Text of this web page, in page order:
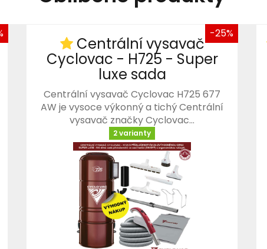
-25%
Centrální vysavač
Cyclovac - H725 - Super
luxe sada
Centrální vysavač Cyclovac H725 677
AW je vysoce výkonný a tichý Centrální
vysavač značky Cyclovac…
2 varianty